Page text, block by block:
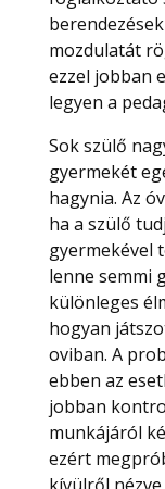
mozdulatát
ezzel jobban
legyen a
Sok szülő
gyermekét
hagynia. Az
ha a szülő
gyermekével
lenne semmi
különleges
hogyan
oviban. A
ebben az
jobban
munkájáról
ezért